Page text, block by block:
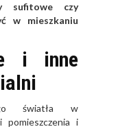
sufitowe czy
w mieszkaniu
i inne
światła w
pomieszczenia i